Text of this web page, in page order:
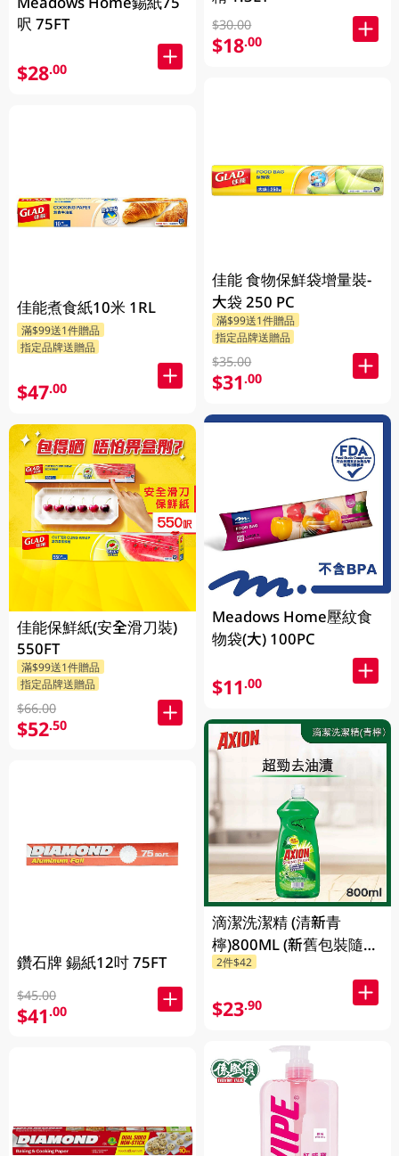
呎 75FT
$28.00
佳能煮食紙10米 1RL
滿$99送1件贈品
指定品牌送贈品
$47.00
佳能保鮮紙(安全滑刀裝)
550FT
滿$99送1件贈品
指定品牌送贈品
$66.00
$52.50
鑽石牌 錫紙12吋 75FT
$45.00
$41.00
$30.00
$18.00
佳能 食物保鮮袋增量裝-
大袋 250 PC
滿$99送1件贈品
指定品牌送贈品
$35.00
$31.00
Meadows Home壓紋食
物袋(大) 100PC
$11.00
滴潔洗潔精 (清新青
檸)800ML (新舊包裝隨機
發貨)
2件$42
$23.90